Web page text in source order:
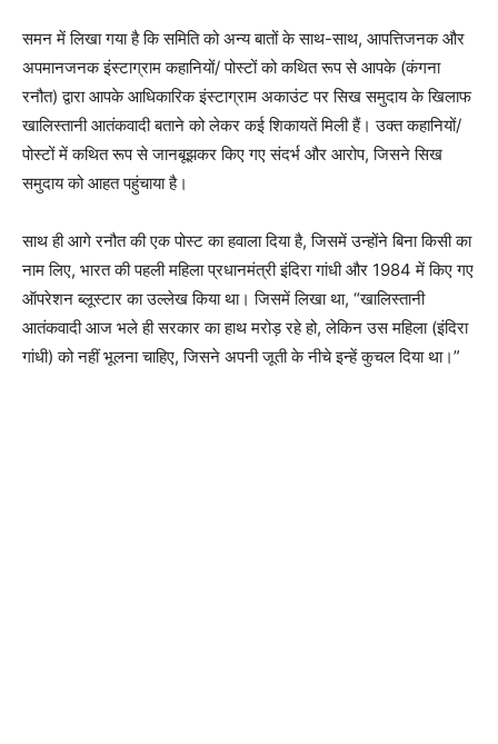
समन में लिखा गया है कि समिति को अन्य बातों के साथ-साथ, आपत्तिजनक और
अपमानजनक इंस्टाग्राम कहानियों/ पोस्टों को कथित रूप से आपके (कंगना
रनौत) द्वारा आपके आधिकारिक इंस्टाग्राम अकाउंट पर सिख समुदाय के खिलाफ
खालिस्तानी आतंकवादी बताने को लेकर कई शिकायतें मिली हैं। उक्त कहानियों/
पोस्टों में कथित रूप से जानबूझकर किए गए संदर्भ और आरोप, जिसने सिख
समुदाय को आहत पहुंचाया है।
साथ ही आगे रनौत की एक पोस्ट का हवाला दिया है, जिसमें उन्होंने बिना किसी का
नाम लिए, भारत की पहली महिला प्रधानमंत्री इंदिरा गांधी और 1984 में किए गए
ऑपरेशन ब्लूस्टार का उल्लेख किया था। जिसमें लिखा था, “खालिस्तानी
आतंकवादी आज भले ही सरकार का हाथ मरोड़ रहे हो, लेकिन उस महिला (इंदिरा
गांधी) को नहीं भूलना चाहिए, जिसने अपनी जूती के नीचे इन्हें कुचल दिया था।”